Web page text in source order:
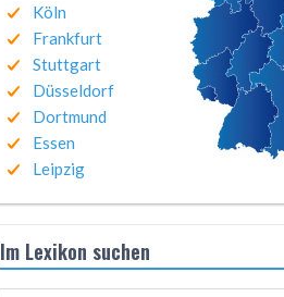
Köln
Frankfurt
Stuttgart
Düsseldorf
Dortmund
Essen
Leipzig
Im Lexikon suchen